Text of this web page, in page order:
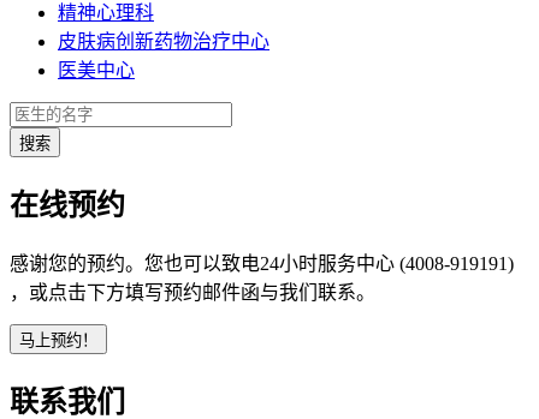
精神心理科
皮肤病创新药物治疗中心
医美中心
在线预约
感谢您的预约。您也可以致电24小时服务中心 (4008-919191)
，或点击下方填写预约邮件函与我们联系。
联系我们